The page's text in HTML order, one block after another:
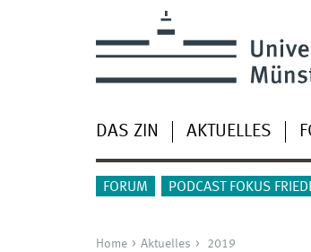
DAS ZIN AKTUELLES
FORUM PODCAST FOKUS
Home Aktuelles 2019